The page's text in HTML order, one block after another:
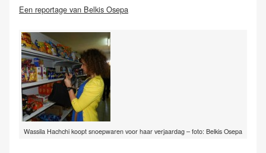
Een reportage van Belkis Osepa
Wassila Hachchi koopt snoepwaren voor haar verjaardag – foto: Belkis Osepa